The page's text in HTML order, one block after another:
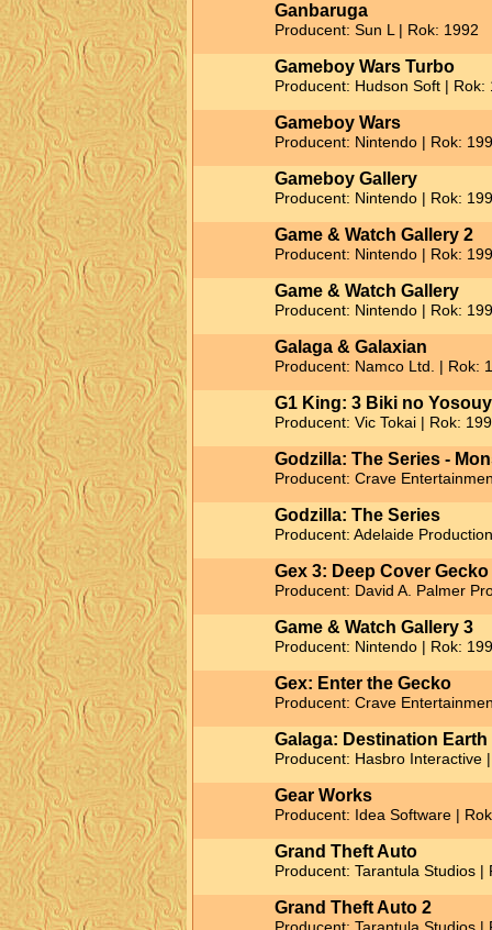
Ganbaruga
Producent: Sun L | Rok: 1992
Gameboy Wars Turbo
Producent: Hudson Soft | Rok:
Gameboy Wars
Producent: Nintendo | Rok:
Gameboy Gallery
Producent: Nintendo | Rok:
Game & Watch Gallery 2
Producent: Nintendo | Rok:
Game & Watch Gallery
Producent: Nintendo | Rok:
Galaga & Galaxian
Producent: Namco Ltd. | Rok:
G1 King: 3 Biki no
Producent: Vic Tokai | Rok:
Godzilla: The Series -
Producent: Crave
Godzilla: The Series
Producent: Adelaide
Gex 3: Deep Cover Gecko
Producent: David A. Palmer
Game & Watch Gallery 3
Producent: Nintendo | Rok:
Gex: Enter the Gecko
Producent: Crave
Galaga: Destination Earth
Producent: Hasbro Interactive
Gear Works
Producent: Idea Software |
Grand Theft Auto
Producent: Tarantula Studios |
Grand Theft Auto 2